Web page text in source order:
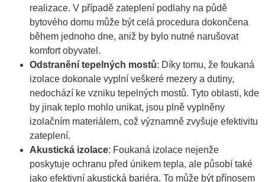
realizace. V případě zateplení podlahy na půdě
bytového domu může být celá procedura dokončena
během jednoho dne, aniž by bylo nutné narušovat
komfort obyvatel.
Odstranění tepelných mostů: Díky tomu, že foukaná
izolace dokonale vyplní veškeré mezery a dutiny,
nedochází ke vzniku tepelných mostů. Tyto oblasti, kde
by jinak teplo mohlo unikat, jsou plně vyplněny
izolačním materiálem, což významně zvyšuje efektivitu
zateplení.
Akustická izolace: Foukaná izolace nejenže
poskytuje ochranu před únikem tepla, ale působí také
jako efektivní akustická bariéra. To může být přínosem